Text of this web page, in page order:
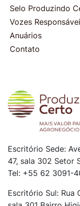
Selo Produzindo
Vozes
Anuários
Contato
Escritório Sede:
47, sala 302 Setor
Tel: +55 62 3091-
Escritório Sul: Rua